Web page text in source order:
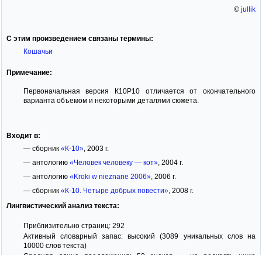
© jullik
С этим произведением связаны термины:
Кошачьи
Примечание:
Первоначальная версия К10Р10 отличается от окончательного
варианта объемом и некоторыми деталями сюжета.
Входит в:
— сборник «К-10», 2003 г.
— антологию «Человек человеку — кот», 2004 г.
— антологию «Kroki w nieznane 2006», 2006 г.
— сборник «К-10. Четыре добрых повести», 2008 г.
Лингвистический анализ текста:
Приблизительно страниц: 292
Активный словарный запас: высокий (3089 уникальных слов на
10000 слов текста)